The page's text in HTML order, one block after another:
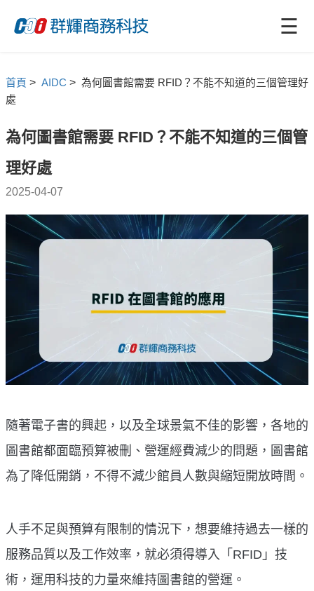
☰
首頁 > AIDC > 為何圖書館需要 RFID？不能不知道的三個管理好
處
為何圖書館需要 RFID？不能不知道的三個管
理好處
2025-04-07
隨著電子書的興起，以及全球景氣不佳的影響，各地的
圖書館都面臨預算被刪、營運經費減少的問題，圖書館
為了降低開銷，不得不減少館員人數與縮短開放時間。
人手不足與預算有限制的情況下，想要維持過去一樣的
服務品質以及工作效率，就必須得導入「RFID」技
術，運用科技的力量來維持圖書館的營運。